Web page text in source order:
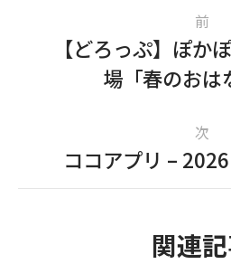
前
【どろっぷ】ぽか
場「春のおは
次
ココアプリ –
関連